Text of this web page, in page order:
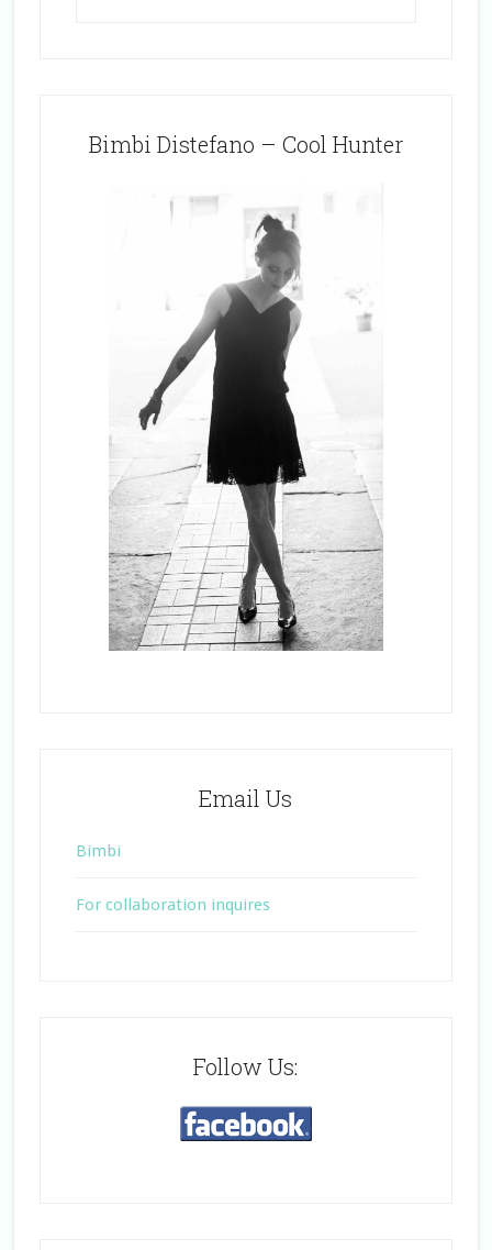
Bimbi Distefano – Cool Hunter
Email Us
Bimbi
For collaboration inquires
Follow Us: